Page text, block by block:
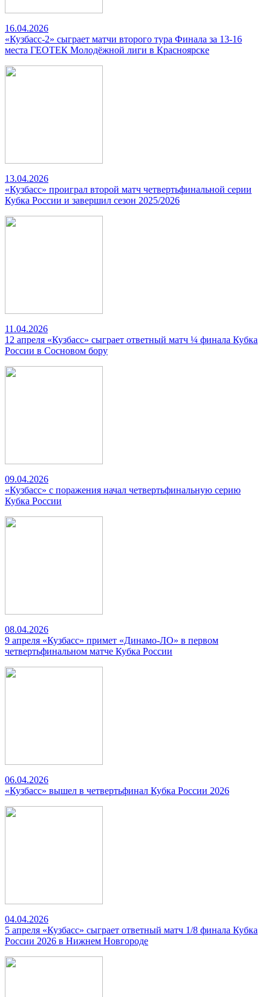
16.04.2026
«Кузбасс-2» сыграет матчи второго тура Финала за 13-16
места ГЕОТЕК Молодёжной лиги в Красноярске
13.04.2026
«Кузбасс» проиграл второй матч четвертьфинальной серии
Кубка России и завершил сезон 2025/2026
11.04.2026
12 апреля «Кузбасс» сыграет ответный матч ¼ финала Кубка
России в Сосновом бору
09.04.2026
«Кузбасс» с поражения начал четвертьфинальную серию
Кубка России
08.04.2026
9 апреля «Кузбасс» примет «Динамо-ЛО» в первом
четвертьфинальном матче Кубка России
06.04.2026
«Кузбасс» вышел в четвертьфинал Кубка России 2026
04.04.2026
5 апреля «Кузбасс» сыграет ответный матч 1/8 финала Кубка
России 2026 в Нижнем Новгороде